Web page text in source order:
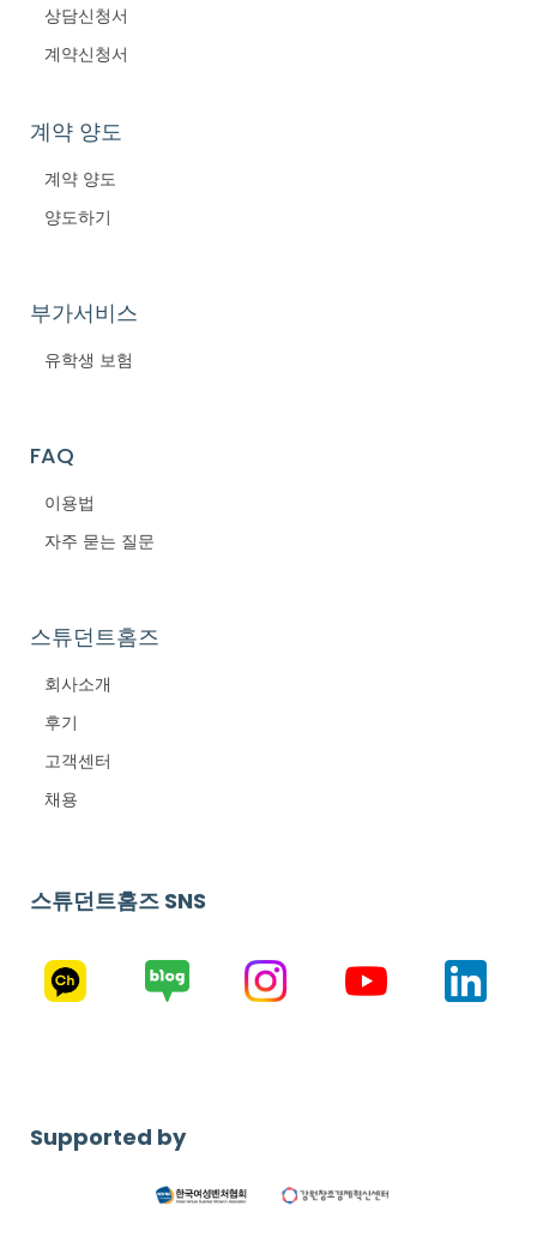
상담신청서
계약신청서
계약 양도
계약 양도
양도하기
부가서비스
유학생 보험
FAQ
이용법
자주 묻는 질문
스튜던트홈즈
회사소개
후기
고객센터
채용
스튜던트홈즈 SNS
Supported by